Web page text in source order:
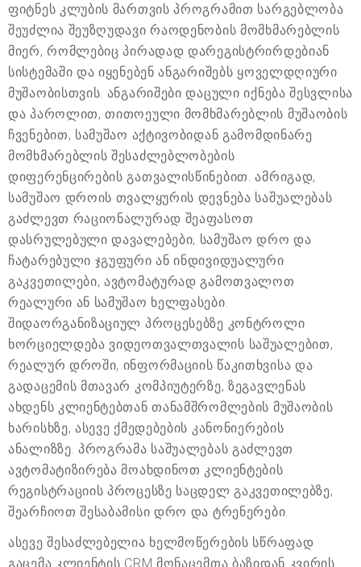
ფიტნეს კლუბის მართვის პროგრამით სარგებლობა
შეუძლია შეუზღუდავი რაოდენობის მომხმარებლის
მიერ, რომლებიც პირადად დარეგისტრირდებიან
სისტემაში და იყენებენ ანგარიშებს ყოველდღიური
მუშაობისთვის. ანგარიშები დაცული იქნება შესვლისა
და პაროლით, თითოეული მომხმარებლის მუშაობის
ჩვენებით, სამუშაო აქტივობიდან გამომდინარე
მომხმარებლის შესაძლებლობების
დიფერენცირების გათვალისწინებით. ამრიგად,
სამუშაო დროის თვალყურის დევნება საშუალებას
გაძლევთ რაციონალურად შეაფასოთ
დასრულებული დავალებები, სამუშაო დრო და
ჩატარებული ჯგუფური ან ინდივიდუალური
გაკვეთილები, ავტომატურად გამოთვალოთ
რეალური ან სამუშაო ხელფასები.
შიდაორგანიზაციულ პროცესებზე კონტროლი
ხორციელდება ვიდეოთვალთვალის საშუალებით,
რეალურ დროში, ინფორმაციის წაკითხვისა და
გადაცემის მთავარ კომპიუტერზე, ზეგავლენას
ახდენს კლიენტებთან თანამშრომლების მუშაობის
ხარისხზე, ასევე ქმედებების კანონიერების
ანალიზზე. პროგრამა საშუალებას გაძლევთ
ავტომატიზირება მოახდინოთ კლიენტების
რეგისტრაციის პროცესზე საცდელ გაკვეთილებზე,
შეარჩიოთ შესაბამისი დრო და ტრენერები.
ასევე შესაძლებელია ხელმოწერების სწრაფად
გაცემა კლიენტის CRM მონაცემთა ბაზიდან კვირის